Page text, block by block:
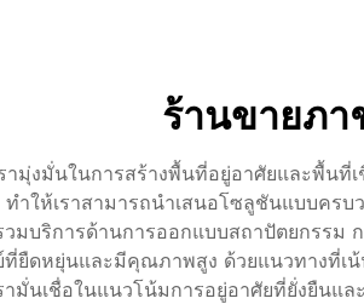
ร้านขายภา
งมั่นในการสร้างพื้นที่อยู่อาศัยและพื้น
ำให้เราสามารถนำเสนอโซลูชันแบบค
มบริการด้านการออกแบบสถาปัตยกรร
ดหยุ่นและมีคุณภาพสูง ด้วยแนวทางที่เ
ามั่นเชื่อในแนวโน้มการอยู่อาศัยที่ยั่งยืน